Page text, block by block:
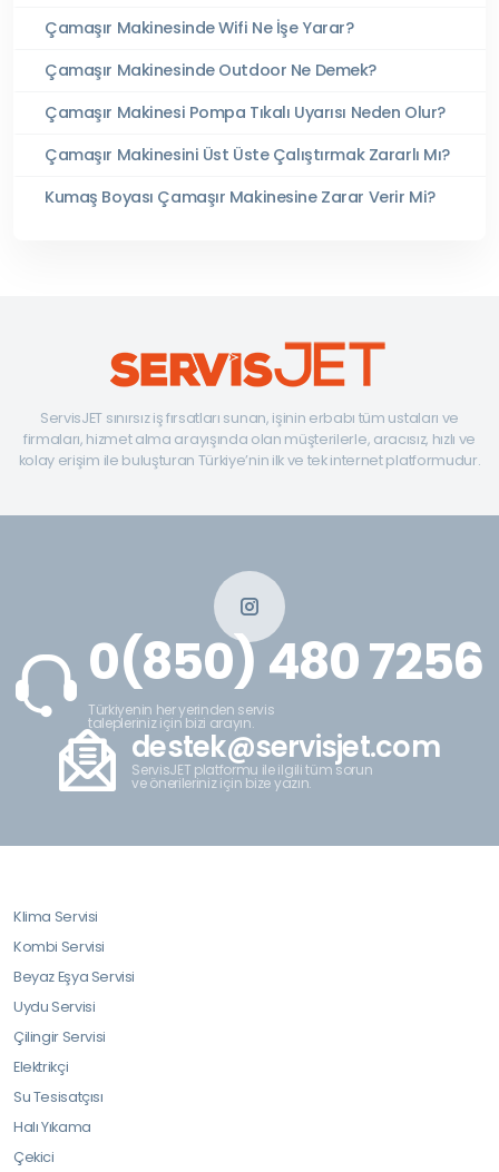
Çamaşır Makinesinde Wifi Ne İşe Yarar?
Çamaşır Makinesinde Outdoor Ne Demek?
Çamaşır Makinesi Pompa Tıkalı Uyarısı Neden Olur?
Çamaşır Makinesini Üst Üste Çalıştırmak Zararlı Mı?
Kumaş Boyası Çamaşır Makinesine Zarar Verir Mi?
ServisJET sınırsız iş fırsatları sunan, işinin erbabı tüm ustaları ve
firmaları, hizmet alma arayışında olan müşterilerle, aracısız, hızlı ve
kolay erişim ile buluşturan Türkiye’nin ilk ve tek internet platformudur.
0(850) 480 7256
Türkiyenin her yerinden servis
talepleriniz için bizi arayın.
destek@servisjet.com
ServisJET platformu ile ilgili tüm sorun
ve önerileriniz için bize yazın.
Klima Servisi
Kombi Servisi
Beyaz Eşya Servisi
Uydu Servisi
Çilingir Servisi
Elektrikçi
Su Tesisatçısı
Halı Yıkama
Çekici